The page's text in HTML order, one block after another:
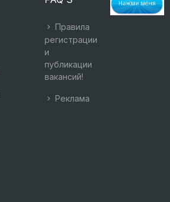
Правила
регистрации
и
публикации
вакансий!
Реклама